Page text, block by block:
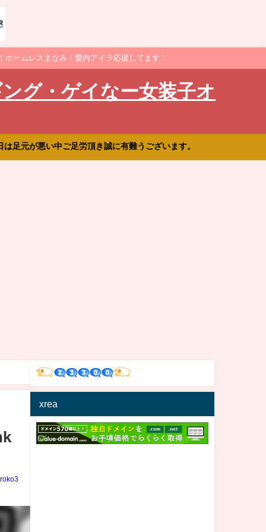
ームレスまなみ！愛内アイラ応援してます！
グ・ゲイなー女装子オ
足元が悪い中ご足労頂き誠に有難うございます。
xrea